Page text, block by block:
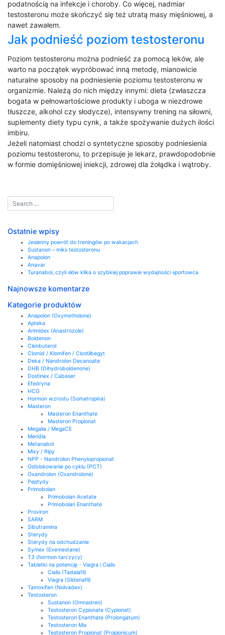
podatnością na infekcje i choroby. Co więcej, nadmiar
testosteronu może skończyć się też utratą masy mięśniowej, a
nawet zawałem.
Jak podnieść poziom testosteronu
Poziom testosteronu można podnieść za pomocą leków, ale
warto na początek wypróbować inną metodę, mianowicie
naturalne sposoby na podniesienie poziomu testosteronu w
organizmie. Należą do nich między innymi: dieta (zwłaszcza
bogata w pełnowartościowe produkty i uboga w niezdrowe
tłuszcze, alkohol czy słodycze), intensywny trening na siłowni,
suplementy diety typu cynk, a także spożywanie dużych ilości
imbiru.
Jeżeli natomiast chodzi o syntetyczne sposoby podniesienia
poziomu testosteronu, to przepisuje je lekarz, prawdopodobnie
w formie domięśniowej iniekcji, zdrowej dla żołądka i wątroby.
Ostatnie wpisy
Jesienny powrót do treningów po wakacjach
Sustanon – miks testosteronu
Anapolon
Anavar
Turanabol, czyli słów kilka o szybkiej poprawie wydajności sportowca
Najnowsze komentarze
Kategorie produktów
Anapolon (Oxymetholone)
Apteka
Arimidex (Anastrozole)
Boldenon
Clenbuterol
Clomid / Klomifen / Clostilbegyt
Deka / Nandrolon Decanoate
DHB (Dihydroboldenone)
Dostinex / Cabaser
Efedryna
HCG
Hormon wzrostu (Somatropina)
Masteron
Masteron Enanthate
Masteron Propionat
Megalia / MegaCE
Meridia
Metanabol
Mixy / Ripy
NPP - Nandrolon Phenylopropionat
Odblokowanie po cyklu (PCT)
Oxandrolon (Oxandrolone)
Peptydy
Primobolan
Primobolan Acetate
Primobolan Enanthate
Proviron
SARM
Sibutramina
Sterydy
Sterydy na odchudzanie
Symex (Exemestane)
T3 (hormon tarczycy)
Tabletki na potencję - Viagra i Cialis
Cialis (Tadalafil)
Viagra (Sildenafil)
Tamoxifen (Nolvadex)
Testosteron
Sustanon (Omnadren)
Testosteron Cypionate (Cypionat)
Testosteron Enanthate (Prolongatum)
Testosteron Mix
Testosteron Propionat (Propionicum)